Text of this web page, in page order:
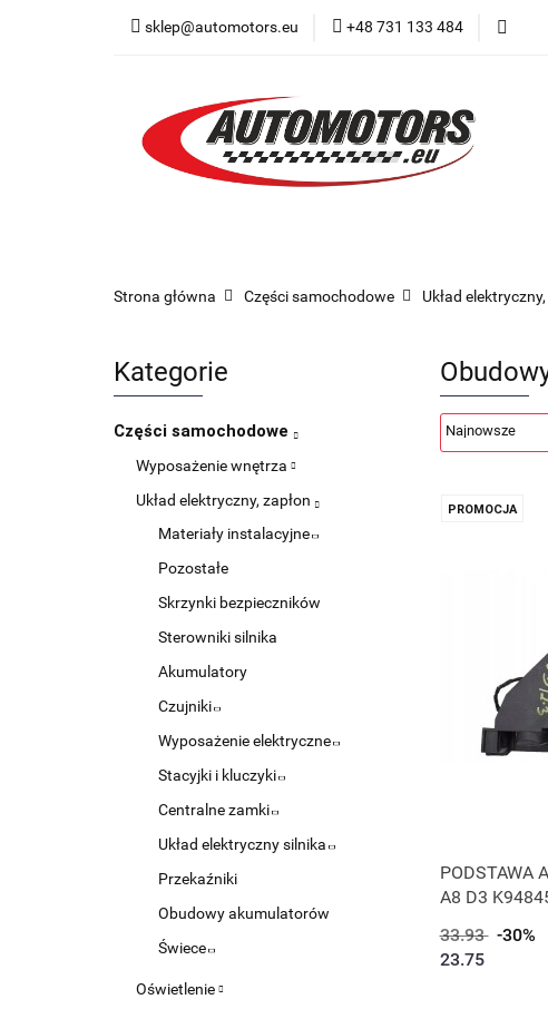
sklep@automotors.eu +48 731 133 484
Części samochodowe
Car audio Nowości
Strona główna Części samochodowe Układ
Kategorie
Części samochodowe
Wyposażenie wnętrza
Układ elektryczny, zapłon
Materiały instalacyjne
Pozostałe
Skrzynki bezpieczników
Sterowniki silnika
Akumulatory
Czujniki
Wyposażenie elektryczne
Stacyjki i kluczyki
Centralne zamki
Układ elektryczny silnika
Przekaźniki
Obudowy akumulatorów
Świece
Oświetlenie
PROMOCJA
PODSTAWA
A8 D3
33.93
-30%
23.75